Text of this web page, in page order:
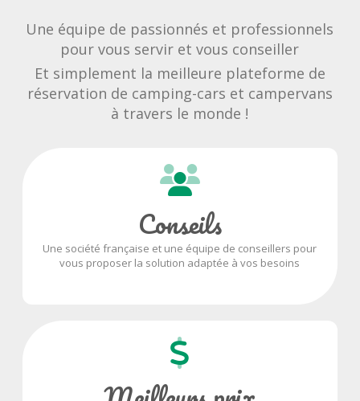
Une équipe de passionnés et professionnels
pour vous servir et vous conseiller
Et simplement la meilleure plateforme de
réservation de camping-cars et campervans
à travers le monde !
Conseils
Une société française et une équipe de conseillers pour
vous proposer la solution adaptée à vos besoins